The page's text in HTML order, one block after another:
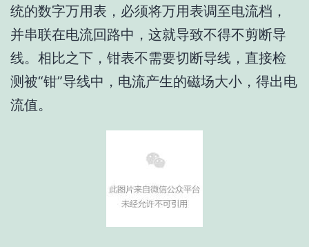
统的数字万用表，必须将万用表调至电流档，
并串联在电流回路中，这就导致不得不剪断导
线。相比之下，钳表不需要切断导线，直接检
测被“钳”导线中，电流产生的磁场大小，得出电
流值。